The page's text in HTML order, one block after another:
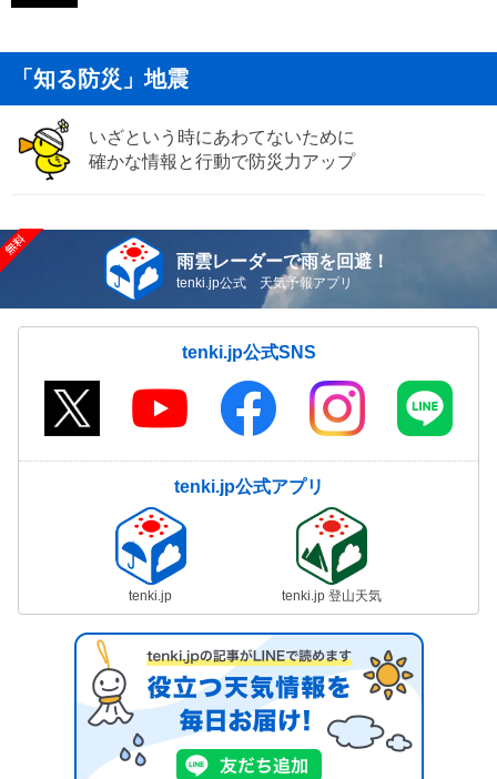
「知る防災」地震
いざという時にあわてないために
確かな情報と行動で防災力アップ
雨雲レーダーで雨を回避！
tenki.jp公式 天気予報アプリ
tenki.jp公式SNS
tenki.jp公式アプリ
tenki.jp tenki.jp 登山天気